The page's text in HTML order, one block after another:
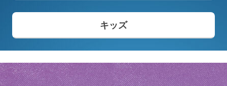
キッズ